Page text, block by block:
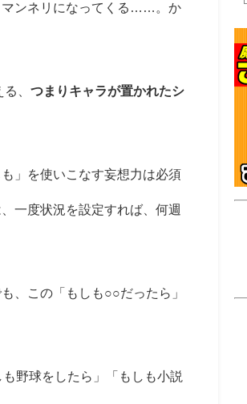
マンネリになってくる……。か
る、つまりキャラが置かれたシ
」を使いこなす妄想力は必須
一度状況を設定すれば、何週
、この「もしも○○だったら」
野球をしたら」「もしも小説